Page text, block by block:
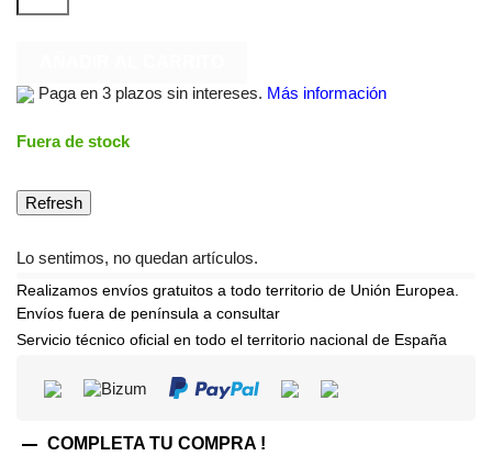
Paga en 3 plazos sin intereses. Más información
Fuera de stock
Lo sentimos, no quedan artículos.
Realizamos envíos gratuitos a todo territorio de Unión Europea.
Envíos fuera de península a consultar
Servicio técnico oficial en todo el territorio nacional de España
 COMPLETA TU COMPRA !